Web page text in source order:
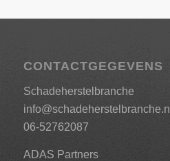
CONTACTGEGEVENS
Schadeherstelbranche
info@schadeherstelbranche.nl
06-52762087
ADAS Partners